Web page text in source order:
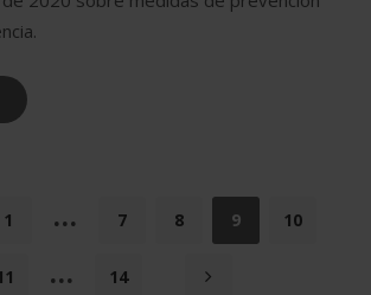
1 … 7 8 9 10
… 14